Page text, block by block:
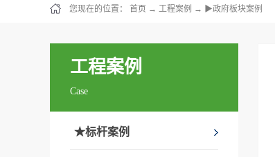
您现在的位置： 首页 → 工程案例 → ▶政府板块案例
工程案例
Case
★标杆案例